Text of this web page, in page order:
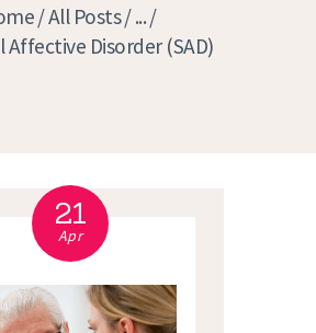
All Posts ...
Affective Disorder (SAD)
21
Apr